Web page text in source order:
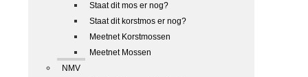
Staat dit mos er nog?
Staat dit korstmos er nog?
Meetnet Korstmossen
Meetnet Mossen
NMV